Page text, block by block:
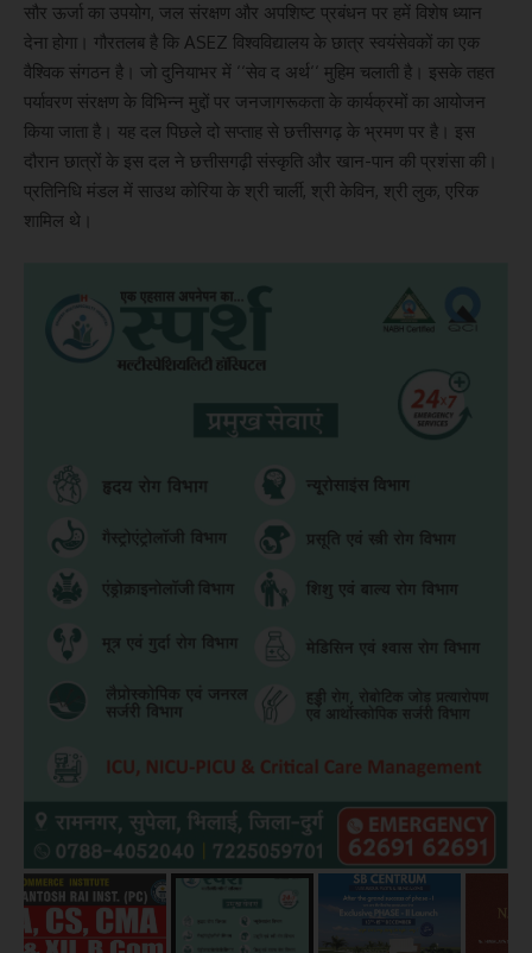
सौर ऊर्जा का उपयोग, जल संरक्षण और अपशिष्ट प्रबंधन पर हमें विशेष ध्यान
देना होगा। गौरतलब है कि ASEZ विश्वविद्यालय के छात्र स्वयंसेवकों का एक
वैश्विक संगठन है। जो दुनियाभर में ‘‘सेव द अर्थ‘‘ मुहिम चलाती है। इसके तहत
पर्यावरण संरक्षण के विभिन्न मुद्दों पर जनजागरूकता के कार्यक्रमों का आयोजन
किया जाता है। यह दल पिछले दो सप्ताह से छत्तीसगढ़ के भ्रमण पर है। इस
दौरान छात्रों के इस दल ने छत्तीसगढ़ी संस्कृति और खान-पान की प्रशंसा की।
प्रतिनिधि मंडल में साउथ कोरिया के श्री चार्ली, श्री केविन, श्री लुक, एरिक
शामिल थे।